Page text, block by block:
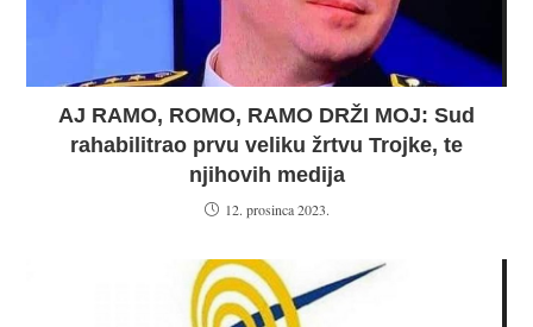
AJ RAMO, ROMO, RAMO DRŽI MOJ: Sud
rahabilitrao prvu veliku žrtvu Trojke, te
njihovih medija
12. prosinca 2023.